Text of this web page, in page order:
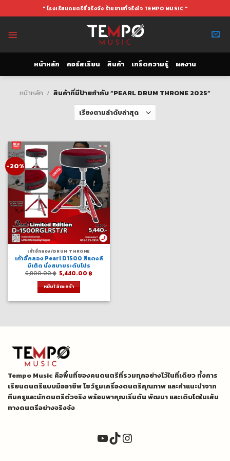
to
" โรงเรียนดนตรีที่จริงจัง ร้านขายที่จริงใจ TEMPO MUSIC "
หน้าหลัก คอร์สเรียน สินค้า เกร็ดความรู้ ผลงาน
หน้าหลัก / สินค้าที่มีป้ายกำกับ “PEARL DRUM THRONE 2025”
-20%
เก้าอี้กลอง/DRUM THRONE
เก้าอี้กลอง Pearl D1500 สีแดงลิ
มิเต็ด นั่งสบายระดับโปร
6,800.00฿ Original
price
was:
6,800.00 ฿.
5,440.00 ฿
หยิบใส่ตะกร้า
Tempo Music คือพื้นที่ของคนดนตรีที่รวมทุกอย่างไว้ในที่เดียว ทั้งการ
เรียนดนตรีแบบมืออาชีพ โชว์รูมเครื่องดนตรีคุณภาพ และคำแนะนำจาก
ทีมครูและนักดนตรีตัวจริง พร้อมพาคุณเริ่มต้น พัฒนา และเติบโตในเส้น
ทางดนตรีอย่างจริงจัง
YouTube
TikTok
Instagram